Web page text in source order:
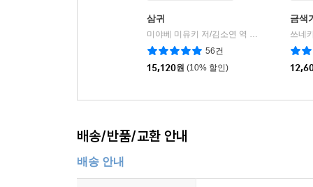
삼귀
미야베 미유키 저/김소연 역 | 북스피어
56건
15,120원 (10% 할인)
금색
배송/반품/교환 안내
배송 안내